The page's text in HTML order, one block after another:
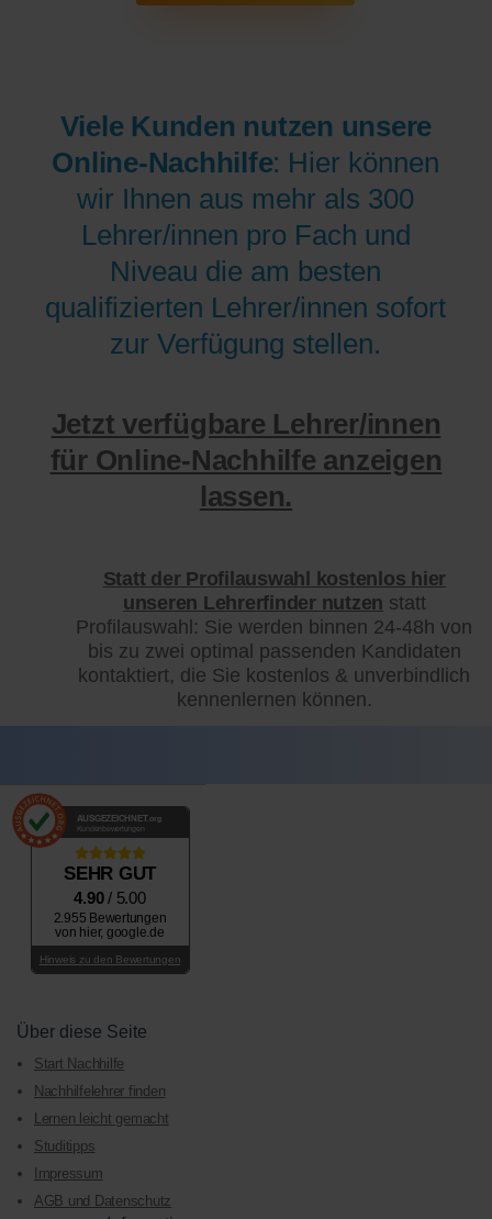
Viele Kunden nutzen unsere
Online-Nachhilfe: Hier können
wir Ihnen aus mehr als 300
Lehrer/innen pro Fach und
Niveau die am besten
qualifizierten Lehrer/innen sofort
zur Verfügung stellen.
Jetzt verfügbare Lehrer/innen
für Online-Nachhilfe anzeigen
lassen.
Statt der Profilauswahl kostenlos hier
unseren Lehrerfinder nutzen statt
Profilauswahl: Sie werden binnen 24-48h von
bis zu zwei optimal passenden Kandidaten
kontaktiert, die Sie kostenlos & unverbindlich
kennenlernen können.
AUSGEZEICHNET .org
Kundenbewertungen
SEHR GUT
4.90/ 5.00
2.955 Bewertungen
von hier, google.de
Hinweis zu den Bewertungen
Über diese Seite
Start Nachhilfe
Nachhilfelehrer finden
Lernen leicht gemacht
Studitipps
Impressum
AGB und Datenschutz